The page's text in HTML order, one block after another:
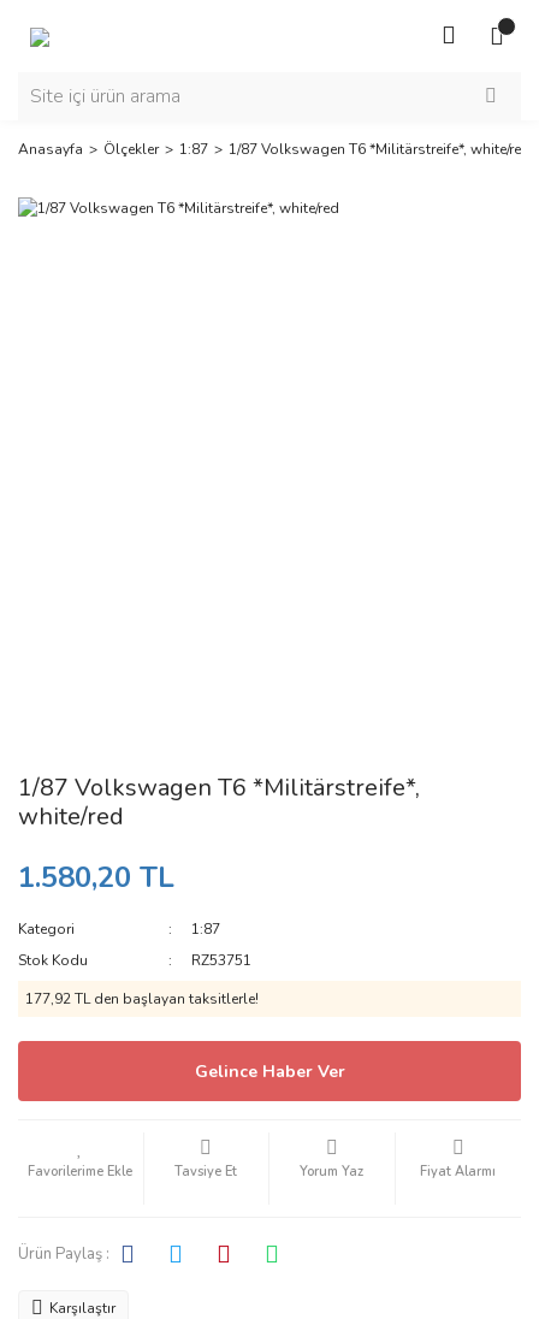
Anasayfa Ölçekler 1:87 1/87 Volkswagen T6 *Militärstreife*, white/red
1/87 Volkswagen T6 *Militärstreife*,
white/red
1.580,20 TL
Kategori
1:87
Stok Kodu
RZ53751
177,92 TL den başlayan taksitlerle!
Gelince Haber Ver
Tavsiye Et Yorum Yaz Fiyat Alarmı
Ürün Paylaş :
Karşılaştır